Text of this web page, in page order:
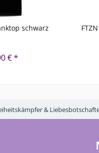
schwarz
€ *
&